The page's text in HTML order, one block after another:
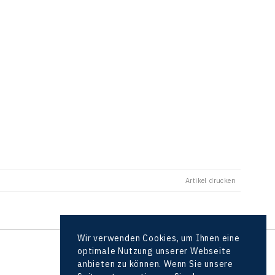
Artikel drucken
alle Partner
Wir verwenden Cookies, um Ihnen eine
optimale Nutzung unserer Webseite
anbieten zu können. Wenn Sie unsere